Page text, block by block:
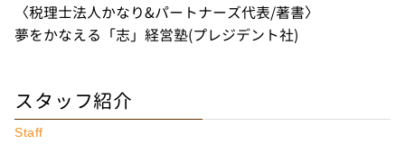
〈税理士法人かなり&パートナーズ代表/著書〉
夢をかなえる「志」経営塾(プレジデント社)
スタッフ紹介
Staff